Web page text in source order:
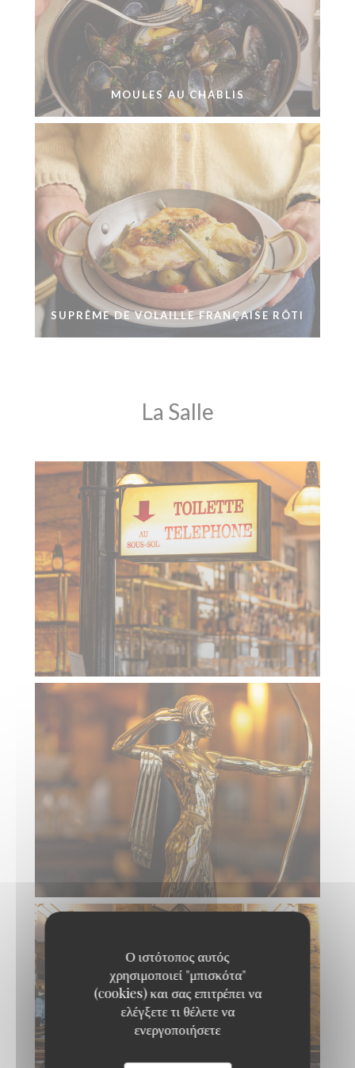
Ο ιστότοπος αυτός
χρησιμοποιεί "μπισκότα"
(cookies) και σας επιτρέπει να
ελέγξετε τι θέλετε να
ενεργοποιήσετε
MOULES AU CHABLIS
SUPRÊME DE VOLAILLE FRANÇAISE RÔTI
La Salle